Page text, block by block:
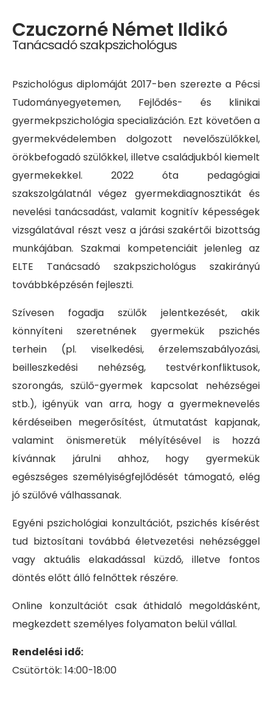
Czuczorné Német Ildikó
Tanácsadó szakpszichológus
Pszichológus diplomáját 2017-ben szerezte a Pécsi
Tudományegyetemen, Fejlődés- és klinikai
gyermekpszichológia specializáción. Ezt követően a
gyermekvédelemben dolgozott nevelőszülőkkel,
örökbefogadó szülőkkel, illetve családjukból kiemelt
gyermekekkel. 2022 óta pedagógiai
szakszolgálatnál végez gyermekdiagnosztikát és
nevelési tanácsadást, valamit kognitív képességek
vizsgálatával részt vesz a járási szakértői bizottság
munkájában. Szakmai kompetenciáit jelenleg az
ELTE Tanácsadó szakpszichológus szakirányú
továbbképzésén fejleszti.
Szívesen fogadja szülők jelentkezését, akik
könnyíteni szeretnének gyermekük pszichés
terhein (pl. viselkedési, érzelemszabályozási,
beilleszkedési nehézség, testvérkonfliktusok,
szorongás, szülő-gyermek kapcsolat nehézségei
stb.), igényük van arra, hogy a gyermeknevelés
kérdéseiben megerősítést, útmutatást kapjanak,
valamint önismeretük mélyítésével is hozzá
kívánnak járulni ahhoz, hogy gyermekük
egészséges személyiségfejlődését támogató, elég
jó szülővé válhassanak.
Egyéni pszichológiai konzultációt, pszichés kísérést
tud biztosítani továbbá életvezetési nehézséggel
vagy aktuális elakadással küzdő, illetve fontos
döntés előtt álló felnőttek részére.
Online konzultációt csak áthidaló megoldásként,
megkezdett személyes folyamaton belül vállal.
Rendelési idő:
Csütörtök: 14:00-18:00